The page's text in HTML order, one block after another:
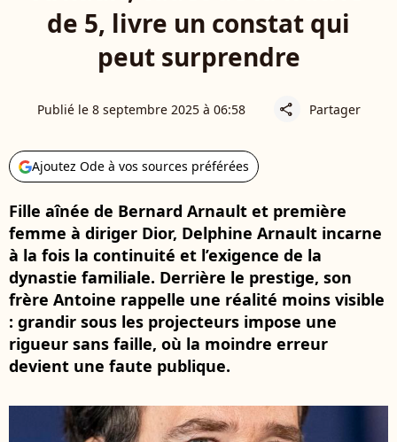
de 5, livre un constat qui
peut surprendre
Publié le 8 septembre 2025 à 06:58 share Partager
Ajoutez Ode à vos sources préférées
Fille aînée de Bernard Arnault et première
femme à diriger Dior, Delphine Arnault incarne
à la fois la continuité et l’exigence de la
dynastie familiale. Derrière le prestige, son
frère Antoine rappelle une réalité moins visible
: grandir sous les projecteurs impose une
rigueur sans faille, où la moindre erreur
devient une faute publique.